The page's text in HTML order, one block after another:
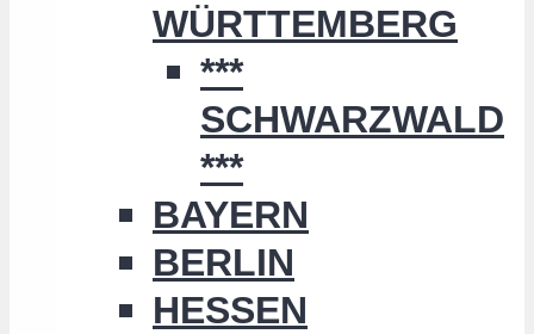
WÜRTTEMBERG
***
SCHWARZWALD
***
BAYERN
BERLIN
HESSEN